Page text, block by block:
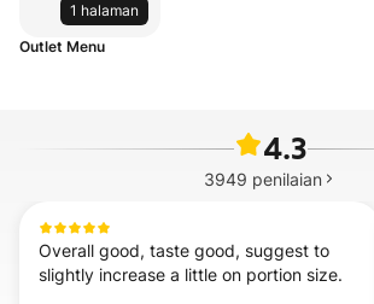
1 halaman
Outlet Menu
4.3
3949 penilaian
Overall good, taste good, suggest to
slightly increase a little on portion size.